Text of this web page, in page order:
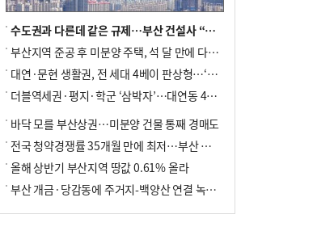
수도권과 다른데 같은 규제…부산 건설사 “쓰러지기 직전”
부산지역 준공 후 미분양 주택, 석 달 만에 다시 3000가구 넘어서
대연·문현 생활권, 전 세대 4베이 판상형…‘더샵 트리센트’ 내달 분양
더블역세권·평지·학군 ‘삼박자’…대연동 42층 브랜드 단지
바닥 모를 부산상권…미분양 건물 통째 경매도
전국 청약경쟁률 35개월 만에 최저…부산 미분양 ‘적체’ 심화
올해 상반기 부산지역 땅값 0.61% 올라
부산 개금·당감동에 주거지-백양산 연결 녹지 조성